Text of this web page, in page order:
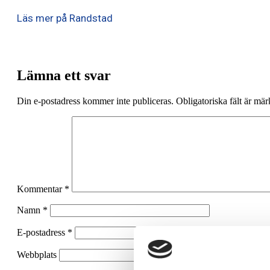
Läs mer på Randstad
Lämna ett svar
Din e-postadress kommer inte publiceras. Obligatoriska fält är
Kommentar *
Namn *
E-postadress *
Webbplats